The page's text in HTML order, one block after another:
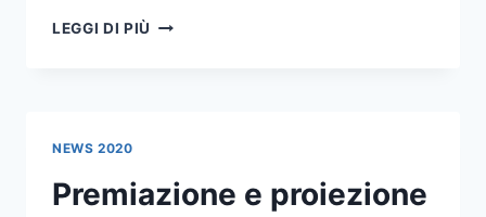
LEGGI DI PIÙ CONSEGNA
SCENEGGIATURA
“SERGIO
NEWS 2020
Premiazione e proiezione